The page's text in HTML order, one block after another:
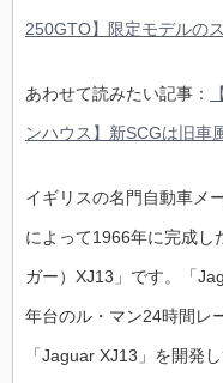
250GTO】限定モデルの
あわせて読みたい記事：
ンハウス】新SCGは旧車
イギリスの名門自動車メ
によって1966年に完成し
ガー）XJ13」です。「
年台のル・マン24時間レ
「Jaguar XJ13」を開発